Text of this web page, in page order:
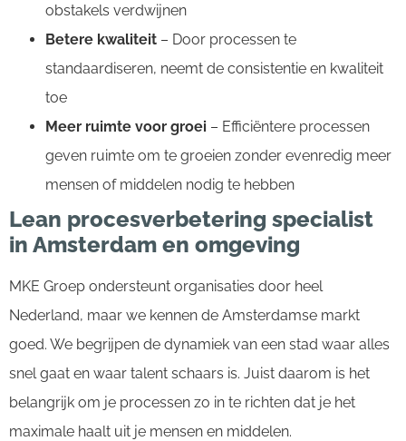
obstakels verdwijnen
Betere kwaliteit – Door processen te
standaardiseren, neemt de consistentie en kwaliteit
toe
Meer ruimte voor groei – Efficiëntere processen
geven ruimte om te groeien zonder evenredig meer
mensen of middelen nodig te hebben
Lean procesverbetering specialist
in Amsterdam en omgeving
MKE Groep ondersteunt organisaties door heel
Nederland, maar we kennen de Amsterdamse markt
goed. We begrijpen de dynamiek van een stad waar alles
snel gaat en waar talent schaars is. Juist daarom is het
belangrijk om je processen zo in te richten dat je het
maximale haalt uit je mensen en middelen.